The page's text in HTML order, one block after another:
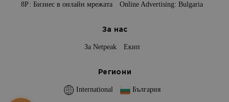
8Р: Бизнес в онлайн мрежата Online Advertising: Bulgaria
За нас
За Netpeak Екип
Региони
International България